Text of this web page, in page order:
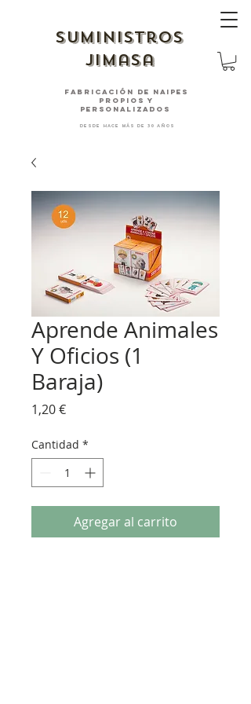
suministros
jimasa
fabricación de naipes
PROPIOS Y
PERSONALIZADOS
desde hace más de 30 años
Aprende Animales
Y Oficios (1
Baraja)
1,20 €Precio
Cantidad *
Agregar al carrito